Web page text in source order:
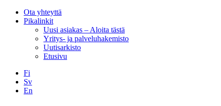
Ota yhteyttä
Pikalinkit
Uusi asiakas – Aloita tästä
Yritys- ja palveluhakemisto
Uutisarkisto
Etusivu
Fi
Sv
En